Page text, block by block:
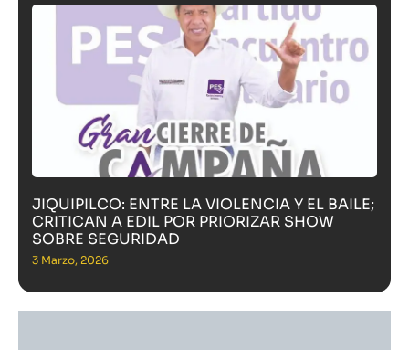
JIQUIPILCO: ENTRE LA VIOLENCIA Y EL BAILE;
CRITICAN A EDIL POR PRIORIZAR SHOW
SOBRE SEGURIDAD
3 Marzo, 2026